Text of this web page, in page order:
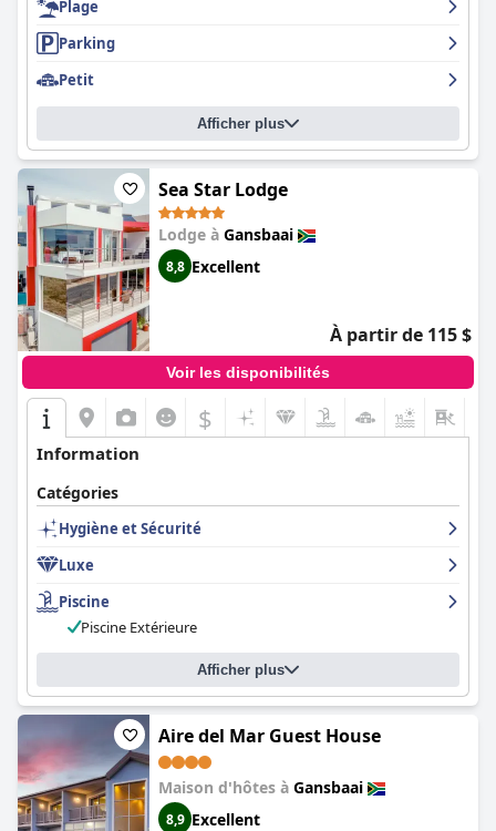
Plage
Parking
Petit
Afficher plus
Sea Star Lodge
Lodge à Gansbaai
8,8 Excellent
À partir de 115 $
Voir les disponibilités
$
Information
Catégories
Hygiène et Sécurité
Luxe
Piscine
Piscine Extérieure
Afficher plus
Aire del Mar Guest House
Maison d'hôtes à Gansbaai
8,9 Excellent